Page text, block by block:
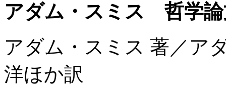
アダム・スミス 哲学論
アダム・スミス 著／ア
洋ほか訳